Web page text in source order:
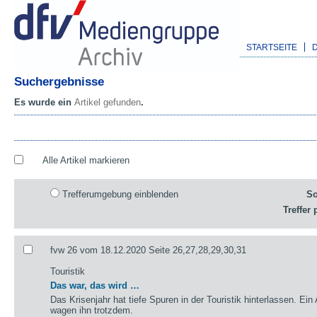
STARTSEITE
Suchergebnisse
Es wurde ein Artikel gefunden.
Alle Artikel markieren
Trefferumgebung einblenden
Treffer
fvw 26 vom 18.12.2020 Seite 26,27,28,29,30,31
Touristik
Das war, das wird …
Das Krisenjahr hat tiefe Spuren in der Touristik hinterlassen.
wagen ihn trotzdem.